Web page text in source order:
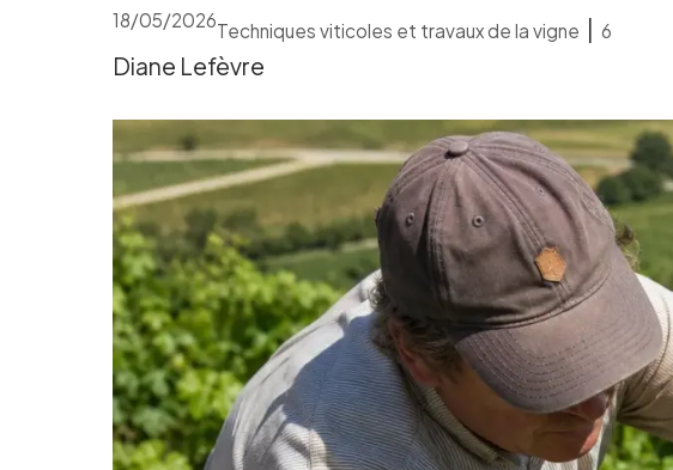
18/05/2026Techniques viticoles et travaux de la vigne |6
Diane Lefèvre